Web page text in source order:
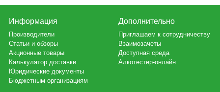
Информация
Производители
Статьи и обзоры
Акционные товары
Калькулятор доставки
Юридические документы
Бюджетным организациям
Дополнительно
Приглашаем к сотрудничеству
Взаимозачеты
Доступная среда
Алкотестер-онлайн